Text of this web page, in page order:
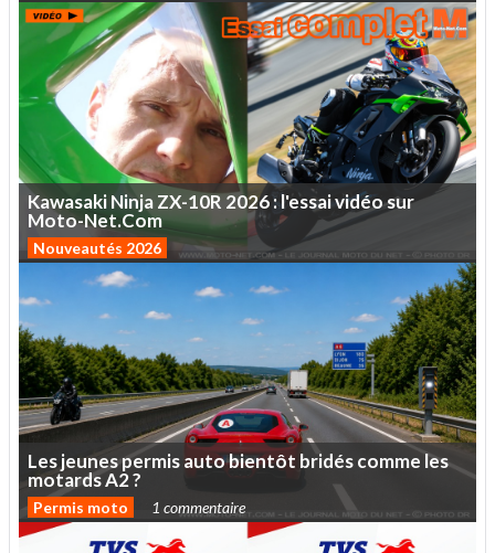
KawasakiNinjaZX-10R2026:l'essaividéosur
Moto-Net.Com
Nouveautés 2026
Lesjeunespermisautobientôt bridéscommeles
motardsA2?
Permis moto 1 commentaire